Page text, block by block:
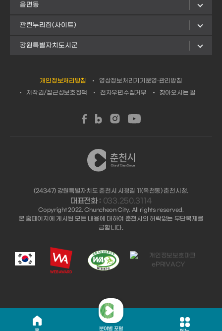
분야별 포털
읍면동
관련누리집(사이트)
강원특별자치도시군
개인정보처리방침
영상정보처리기기운영·관리방침
저작권/접근성보호정책
전자우편수집거부 찾아오시는 길
(24347) 강원특별자치도 춘천시 시청길 11(옥천동) 춘천시청.
대표전화 : 033.250.3114
Copyright 2022. Chuncheon City. All rights reserved.
본 홈페이지에 게시된 모든 내용에 대하여 춘천시의 허락없는 무단복제를
금합니다.